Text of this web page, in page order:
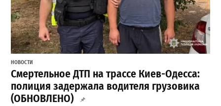
НОВОСТИ
Смертельное ДТП на трассе Киев-Одесса:
полиция задержала водителя грузовика
(ОБНОВЛЕНО)